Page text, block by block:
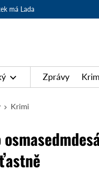
má Lada
Zprávy
Krimi